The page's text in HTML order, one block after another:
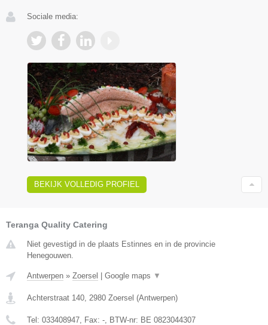
Sociale media:
BEKIJK VOLLEDIG PROFIEL
Teranga Quality Catering
Niet gevestigd in de plaats Estinnes en in de provincie
Henegouwen.
Antwerpen » Zoersel | Google maps ▼
Achterstraat 140 2980 Zoersel (Antwerpen)
Tel: 033408947 , Fax: - , BTW-nr: BE 0823044307